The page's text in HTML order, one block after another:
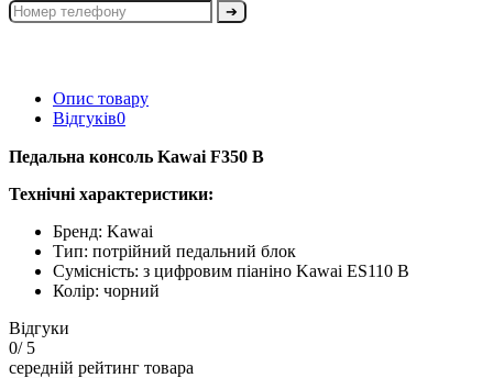
➔
Опис товару
Відгуків0
Педальна консоль Kawai F350 B
Технічні характеристики:
Бренд: Kawai
Тип: потрійний педальний блок
Сумісність: з цифровим піаніно Kawai ES110 B
Колір: чорний
Відгуки
0/ 5
середній рейтинг товара